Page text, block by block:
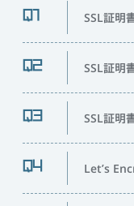
SSL証明
SSL証明
SSL証明
Let’s